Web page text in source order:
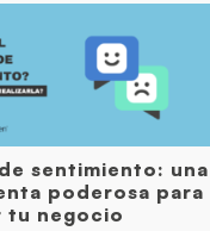
sentimiento: una
poderosa para
tu negocio